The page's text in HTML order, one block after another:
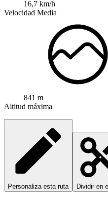
16,7 km/h
Velocidad Media
841 m
Altitud máxima
Personaliza esta ruta Dividir en